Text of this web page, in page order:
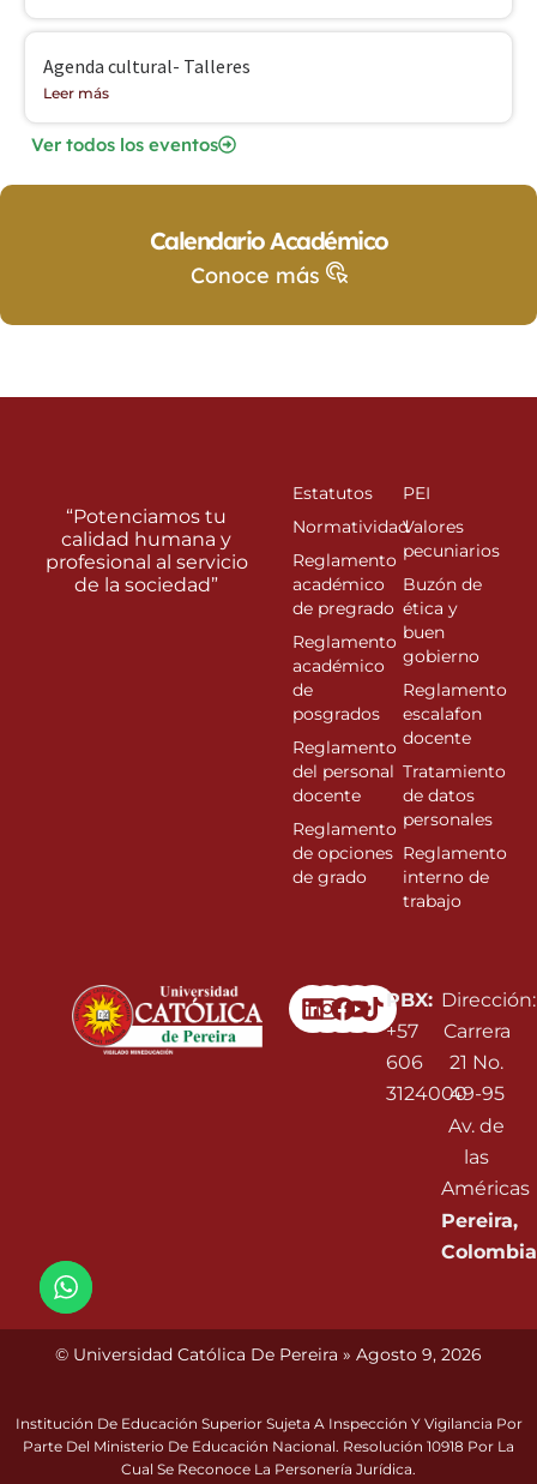
Agenda cultural- Talleres
Leer más
Ver todos los eventos
Calendario Académico
Conoce más
Linkedin
Instagram
Facebook
Youtube
PBX:
+57
606
3124000
Dirección:
Carrera
21 No.
49-95
Av. de
las
Américas
Pereira,
Colombia
“Potenciamos tu
calidad humana y
profesional al servicio
de la sociedad”
Estatutos
Normatividad
Reglamento
académico
de pregrado
Reglamento
académico
de
posgrados
Reglamento
del personal
docente
Reglamento
de opciones
de grado
PEI
Valores
pecuniarios
Buzón de
ética y
buen
gobierno
Reglamento
escalafon
docente
Tratamiento
de datos
personales
Reglamento
interno de
trabajo
© Universidad Católica De Pereira » Agosto 9, 2026
Institución De Educación Superior Sujeta A Inspección Y Vigilancia Por
Parte Del Ministerio De Educación Nacional. Resolución 10918 Por La
Cual Se Reconoce La Personería Jurídica.